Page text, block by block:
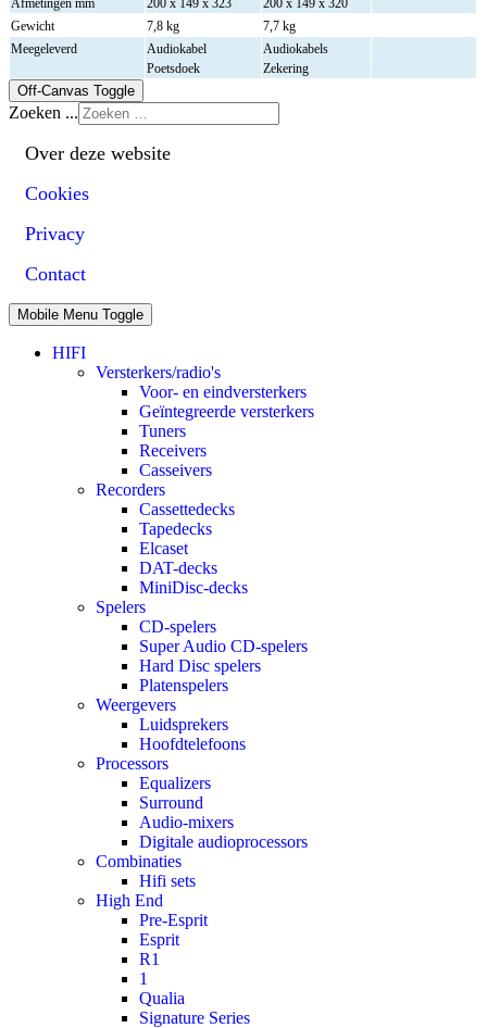
Afmetingen mm 200 x 149 x 323
200 x 149 x 320
Gewicht
7,8 kg
7,7 kg
Meegeleverd
Audiokabel
Poetsdoek
Audiokabels
Zekering
Off-Canvas Toggle
Zoeken ...
Over deze website
Cookies
Privacy
Contact
Mobile Menu Toggle
HIFI
Versterkers/radio's
Voor- en eindversterkers
Geïntegreerde versterkers
Tuners
Receivers
Casseivers
Recorders
Cassettedecks
Tapedecks
Elcaset
DAT-decks
MiniDisc-decks
Spelers
CD-spelers
Super Audio CD-spelers
Hard Disc spelers
Platenspelers
Weergevers
Luidsprekers
Hoofdtelefoons
Processors
Equalizers
Surround
Audio-mixers
Digitale audioprocessors
Combinaties
Hifi sets
High End
Pre-Esprit
Esprit
R1
1
Qualia
Signature Series